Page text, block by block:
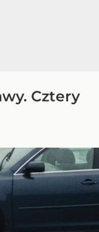
Cztery